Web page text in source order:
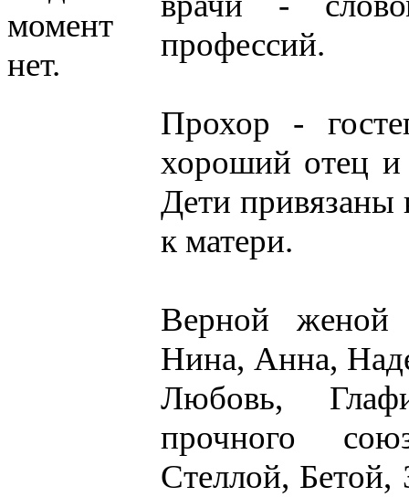
момент
нет.
профессий.
Прохор -
хороший отец
Дети
к матери.
Верной женой
Нина, Анна,
Любовь,
прочного
Стеллой, Бетой,